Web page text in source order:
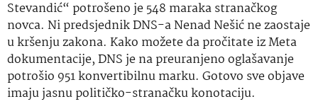
Stevandić“ potrošeno je 548 maraka stranačkog
novca. Ni predsjednik DNS-a Nenad Nešić ne zaostaje
u kršenju zakona. Kako možete da pročitate iz Meta
dokumentacije, DNS je na preuranjeno oglašavanje
potrošio 951 konvertibilnu marku. Gotovo sve objave
imaju jasnu političko-stranačku konotaciju.